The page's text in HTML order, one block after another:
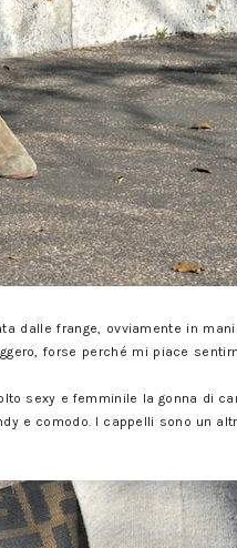
dalle frange, ovviamente in
forse perché mi piace
sexy e femminile la gonna di
e comodo. I cappelli sono un